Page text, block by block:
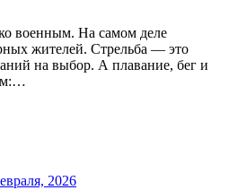
военным. На самом деле
жителей. Стрельба — это
на выбор. А плавание, бег и
2026